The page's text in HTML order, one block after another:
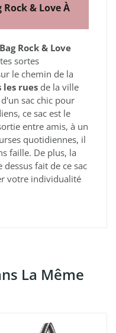
& Love À
Rock & Love
sortes
le chemin de la
les rues de la ville
sac chic pour
ce sac est le
entre amis, à un
quotidiennes, il
faille. De plus, la
fait de ce sac
votre individualité
La Même